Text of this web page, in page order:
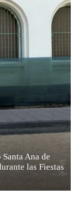
Ana de
las Fiestas